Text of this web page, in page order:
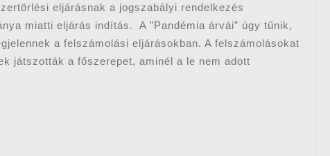
eljárásnak a jogszabályi rendelkezés
miatti eljárás indítás. A ”Pandémia árvái” úgy tűnik,
a felszámolási eljárásokban. A felszámolásokat
játszották a főszerepet, aminél a le nem adott